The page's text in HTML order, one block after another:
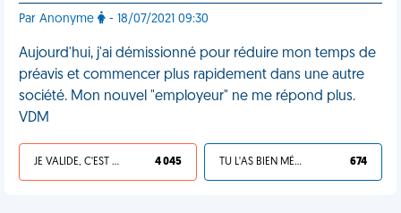
Par Anonyme - 18/07/2021 09:30
Aujourd'hui, j'ai démissionné pour réduire mon temps de
préavis et commencer plus rapidement dans une autre
société. Mon nouvel "employeur" ne me répond plus.
VDM
JE VALIDE, C'EST UNE VDM 4 045 TU L'AS BIEN MÉRITÉ 674